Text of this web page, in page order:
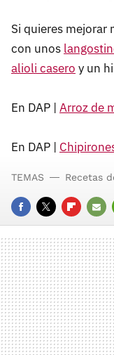
Si quieres mejorar
con unos
alioli casero y un
En DAP | Arroz de
En DAP |
FACEBOOK
TWITTERFLIPBOARD
E-
MAIL
TEMAS Recetas